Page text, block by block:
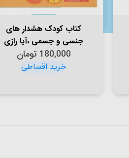
کتاب کودک هشدار های
جنسی و جسمی ،آیا رازی
داری؟ کد 2006980
180,000 تومان